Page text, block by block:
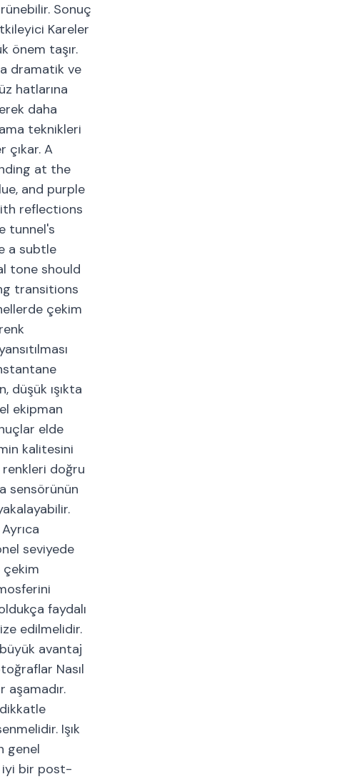
Sonuç
Kareler
önem taşır.
dramatik ve
hatlarına
daha
teknikleri
çıkar. A
at the
and purple
reflections
tunnel's
a subtle
tone should
transitions
çekim
düşük ışıkta
ekipman
elde
kalitesini
renkleri doğru
sensörünün
seviyede
çekim
faydalı
edilmelidir.
avantaj
Nasıl
aşamadır.
Işık
genel
iyi bir post-